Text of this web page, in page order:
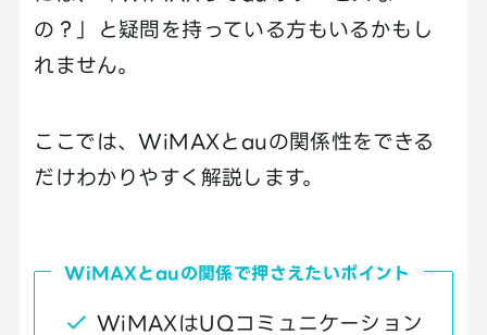
の？」と疑問を持っている方もいるかもし
れません。
ここでは、WiMAXとauの関係性をできる
だけわかりやすく解説します。
WiMAXとauの関係で押さえたいポイント
WiMAXはUQコミュニケーション